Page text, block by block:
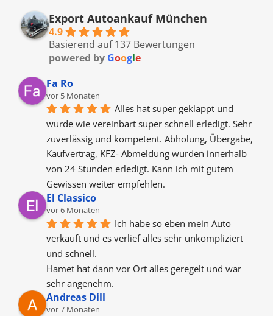
Export Autoankauf München
4.9
Basierend auf 137 Bewertungen
powered by Google
Fa Ro
vor 5 Monaten
Alles hat super geklappt und
wurde wie vereinbart super schnell erledigt. Sehr
zuverlässig und kompetent. Abholung, Übergabe,
Kaufvertrag, KFZ- Abmeldung wurden innerhalb
von 24 Stunden erledigt. Kann ich mit gutem
Gewissen weiter empfehlen.
El Classico
vor 6 Monaten
Ich habe so eben mein Auto
verkauft und es verlief alles sehr unkompliziert
und schnell.
Hamet hat dann vor Ort alles geregelt und war
sehr angenehm.
Andreas Dill
vor 7 Monaten